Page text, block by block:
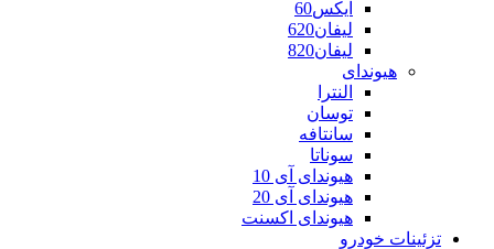
ایکس60
لیفان620
لیفان820
هیوندای
النترا
توسان
سانتافه
سوناتا
هیوندای آی 10
هیوندای آی 20
هیوندای اکسنت
تزئینات خودرو